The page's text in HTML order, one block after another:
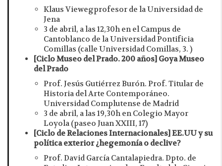
Klaus Viewegprofesor de la Universidad de
Jena
3 de abril, a las 12,30h en el Campus de
Cantoblanco de la Universidad Pontificia
Comillas (calle Universidad Comillas, 3. )
[Ciclo Museo del Prado. 200 años] Goya Museo
del Prado
Prof. Jesús Gutiérrez Burón. Prof. Titular de
Historia del Arte Contemporáneo.
Universidad Complutense de Madrid
3 de abril, a las 19,30h en Colegio Mayor
Loyola (paseo Juan XXIII, 17)
[Ciclo de Relaciones Internacionales] EE.UU y su
política exterior ¿hegemonía o declive?
Prof. David García Cantalapiedra. Dpto. de